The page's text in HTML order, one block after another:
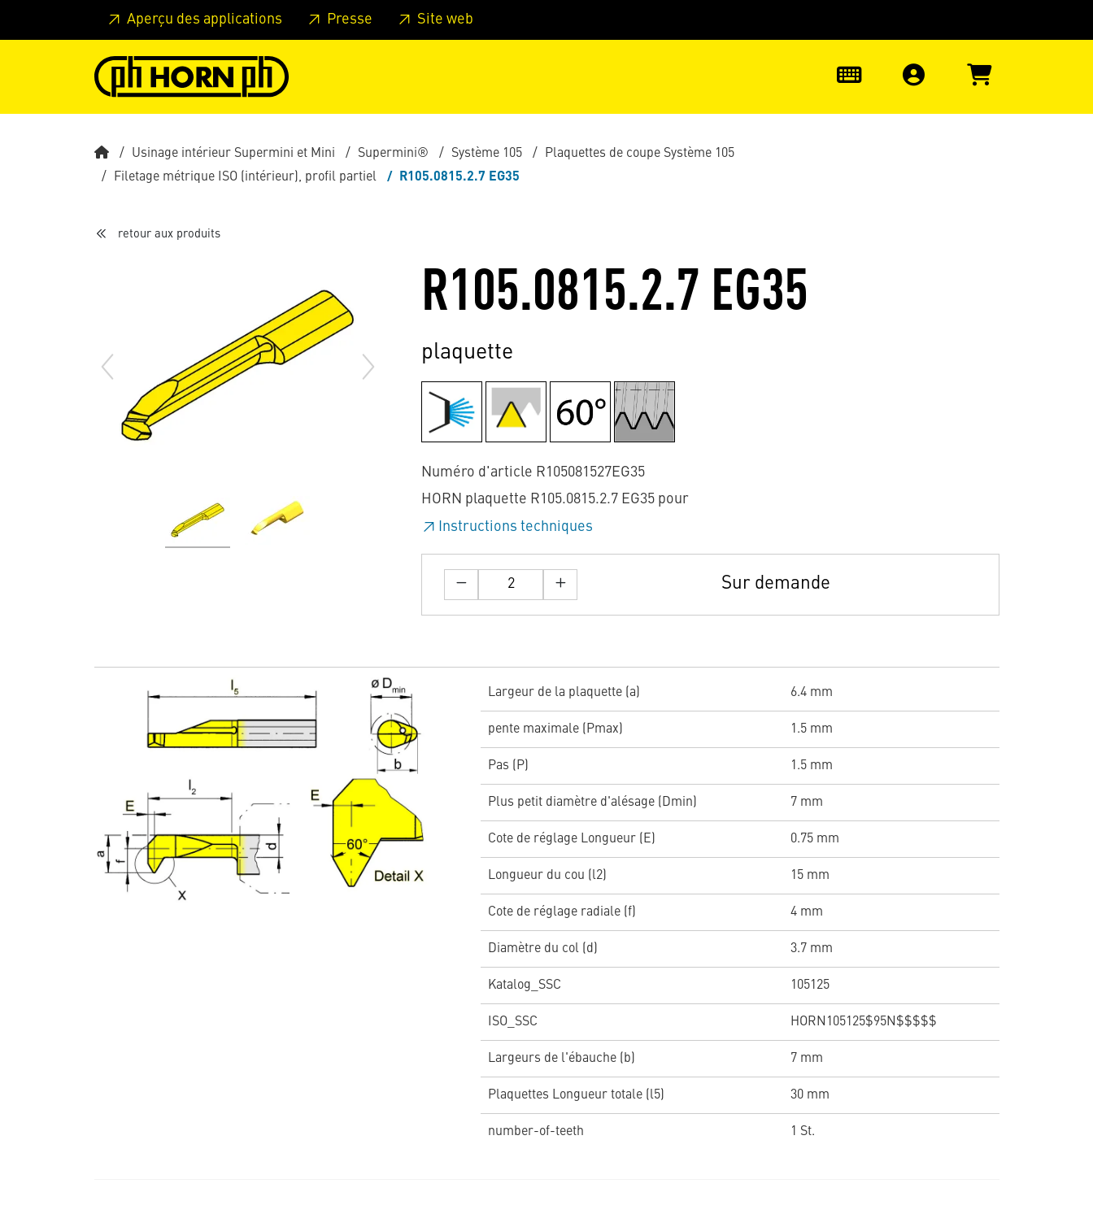
Skip to main content Passer à l'en-tête de la page Passer au pied de page
Aperçu des applications Presse Site web
Usinage intérieur Supermini et Mini Supermini® Système 105
Plaquettes de coupe Système 105
Filetage métrique ISO (intérieur), profil partiel
R105.0815.2.7 EG35
retour aux produits
R105.0815.2.7 EG35
plaquette
Numéro d'article R105081527EG35
HORN plaquette R105.0815.2.7 EG35 pour
Instructions techniques
Sur demande
Largeur de la plaquette (a) 6.4 mm
pente maximale (Pmax) 1.5 mm
Pas (P) 1.5 mm
Plus petit diamètre d'alésage (Dmin) 7 mm
Cote de réglage Longueur (E) 0.75 mm
Longueur du cou (l2) 15 mm
Cote de réglage radiale (f) 4 mm
Diamètre du col (d) 3.7 mm
Katalog_SSC 105125
ISO_SSC HORN105125$95N$$$$$
Largeurs de l'ébauche (b) 7 mm
Plaquettes Longueur totale (l5) 30 mm
number-of-teeth 1 St.